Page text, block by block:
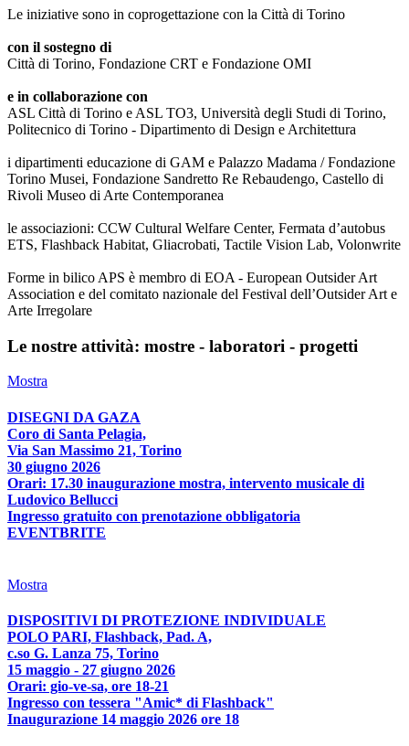
Le iniziative sono in coprogettazione con la Città di Torino
con il sostegno di
Città di Torino, Fondazione CRT e Fondazione OMI
e in collaborazione con
ASL Città di Torino e ASL TO3, Università degli Studi di Torino,
Politecnico di Torino - Dipartimento di Design e Architettura
i dipartimenti educazione di GAM e Palazzo Madama / Fondazione
Torino Musei, Fondazione Sandretto Re Rebaudengo, Castello di
Rivoli Museo di Arte Contemporanea
le associazioni: CCW Cultural Welfare Center, Fermata d’autobus
ETS, Flashback Habitat, Gliacrobati, Tactile Vision Lab, Volonwrite
Forme in bilico APS è membro di EOA - European Outsider Art
Association e del comitato nazionale del Festival dell’Outsider Art e
Arte Irregolare
Le nostre attività: mostre - laboratori - progetti
Mostra
DISEGNI DA GAZA
Coro di Santa Pelagia,
Via San Massimo 21, Torino
30 giugno 2026
Orari: 17.30 inaugurazione mostra, intervento musicale di
Ludovico Bellucci
Ingresso gratuito con prenotazione obbligatoria
EVENTBRITE
Mostra
DISPOSITIVI DI PROTEZIONE INDIVIDUALE
POLO PARI, Flashback, Pad. A,
c.so G. Lanza 75, Torino
15 maggio - 27 giugno 2026
Orari: gio-ve-sa, ore 18-21
Ingresso con tessera "Amic* di Flashback"
Inaugurazione 14 maggio 2026 ore 18